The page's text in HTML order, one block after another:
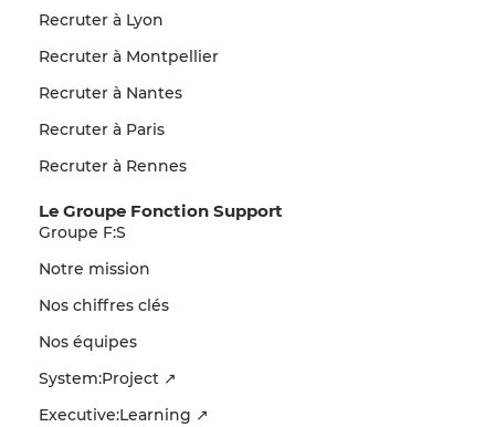
Recruter à Lyon
Recruter à Montpellier
Recruter à Nantes
Recruter à Paris
Recruter à Rennes
Le Groupe Fonction Support
Groupe F:S
Notre mission
Nos chiffres clés
Nos équipes
System:Project ↗
Executive:Learning ↗